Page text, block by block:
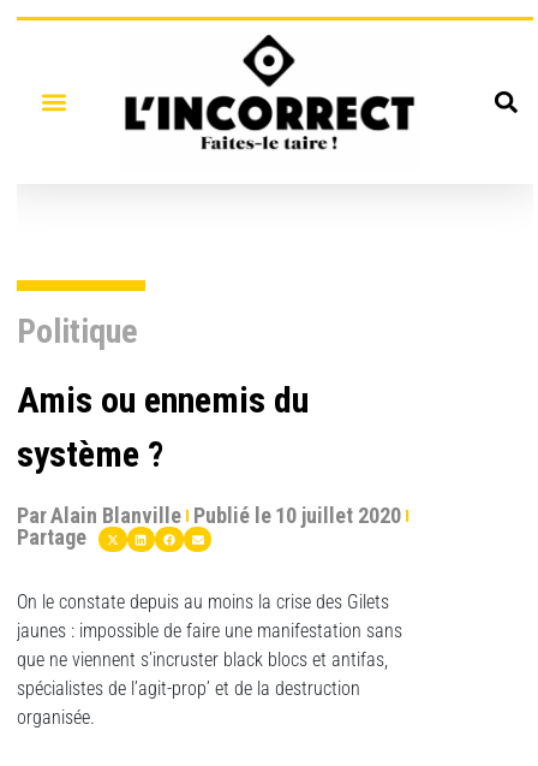
Politique
Amis ou ennemis du
système ?
ParAlain Blanville Publié le10 juillet 2020
Partage
On le constate depuis au moins la crise des Gilets
jaunes : impossible de faire une manifestation sans
que ne viennent s’incruster black blocs et antifas,
spécialistes de l’agit-prop’ et de la destruction
organisée.